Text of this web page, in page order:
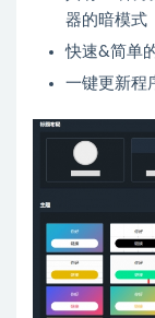
器的暗模式
快速&简单
一键更新程